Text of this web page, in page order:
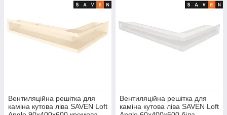
Вентиляційна решітка для
каміна кутова ліва SAVEN Loft
Вентиляційна решітка для
каміна кутова ліва SAVEN Loft